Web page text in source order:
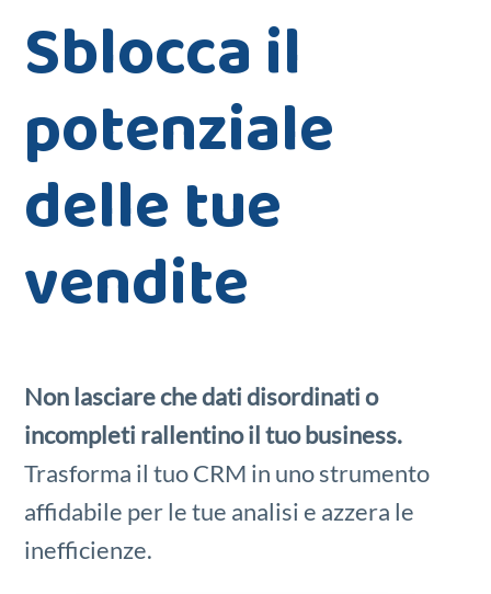
Sblocca il
potenziale
delle tue
vendite
Non lasciare che dati disordinati o
incompleti rallentino il tuo business.
Trasforma il tuo CRM in uno strumento
affidabile per le tue analisi e azzera le
inefficienze.